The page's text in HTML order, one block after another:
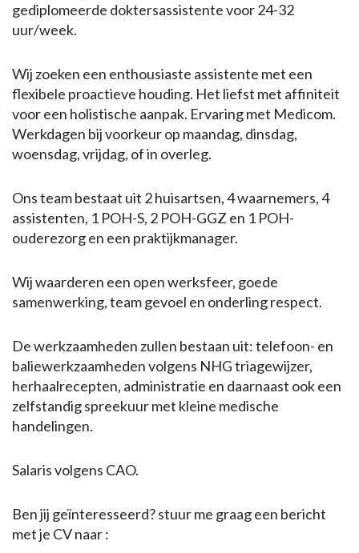
gediplomeerde doktersassistente voor 24-32
uur/week.
Wij zoeken een enthousiaste assistente met een
flexibele proactieve houding. Het liefst met affiniteit
voor een holistische aanpak. Ervaring met Medicom.
Werkdagen bij voorkeur op maandag, dinsdag,
woensdag, vrijdag, of in overleg.
Ons team bestaat uit 2 huisartsen, 4 waarnemers, 4
assistenten, 1 POH-S, 2 POH-GGZ en 1 POH-
ouderezorg en een praktijkmanager.
Wij waarderen een open werksfeer, goede
samenwerking, team gevoel en onderling respect.
De werkzaamheden zullen bestaan uit: telefoon- en
baliewerkzaamheden volgens NHG triagewijzer,
herhaalrecepten, administratie en daarnaast ook een
zelfstandig spreekuur met kleine medische
handelingen.
Salaris volgens CAO.
Ben jij geïnteresseerd? stuur me graag een bericht
met je CV naar :